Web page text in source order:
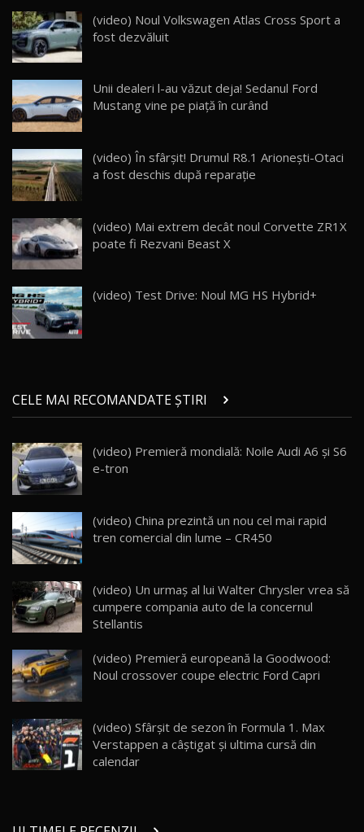
15
chinez care face lumea să se întoarcă după el
/ AutoBlog.MD
17:27
16 14:37
17
AutoBlogMD
13:10
30:08
20
21 29:08
22
Micul BYD Dolphin Surf / Test Drive
AutoBlog.MD
23
Noua Mazda 6e / Test Drive AutoBlog.MD
26:59
24 25:19
25
Van Electric Testat în Moldova / AutoBlog.MD
26:38
26
mai Exclusiv și Puternic Defender Testat în
Moldova
32:21
(video) Noul Volkswagen Atlas Cross Sport a
fost dezvăluit
Unii dealeri l-au văzut deja! Sedanul Ford
Mustang vine pe piață în curând
(video) În sfârșit! Drumul R8.1 Arionești-Otaci
a fost deschis după reparație
(video) Mai extrem decât noul Corvette ZR1X
poate fi Rezvani Beast X
(video) Test Drive: Noul MG HS Hybrid+
CELE MAI RECOMANDATE ȘTIRI
(video) Premieră mondială: Noile Audi A6 și S6
e-tron
(video) China prezintă un nou cel mai rapid
tren comercial din lume – CR450
(video) Un urmaș al lui Walter Chrysler vrea să
cumpere compania auto de la concernul
Stellantis
(video) Premieră europeană la Goodwood:
Noul crossover coupe electric Ford Capri
(video) Sfârșit de sezon în Formula 1. Max
Verstappen a câștigat și ultima cursă din
calendar